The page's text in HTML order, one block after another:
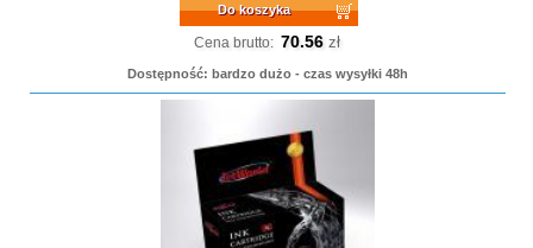
Do koszyka
Cena brutto: 70.56 zł
Dostępność: bardzo dużo - czas wysyłki 48h